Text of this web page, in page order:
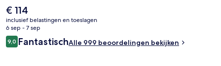
bar/lounge, and a fitness center. Fellow travelers say great things
about the helpful staff.
De
huidige
prijs
is
€ 114
€ 114
inclusief belastingen en toeslagen
6 sep - 7 sep
Beoordelingen
9,09,0 op 10 –
FantastischAlle 999 beoordelingen bekijken